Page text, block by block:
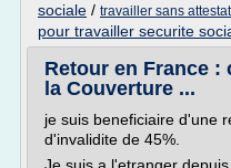
sociale / travailler sans
pour travailler securite
Retour en France :
la Couverture ...
je suis beneficiaire d'une
d'invalidite de 45%.